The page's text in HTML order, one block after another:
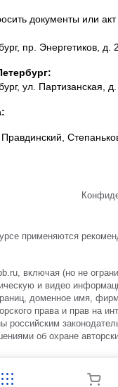
документы или акт
пр. Энергетиков, д.
ул. Партизанская,
применяются
включая (но не
и видео
доменное имя,
права и прав на
российским
об охране